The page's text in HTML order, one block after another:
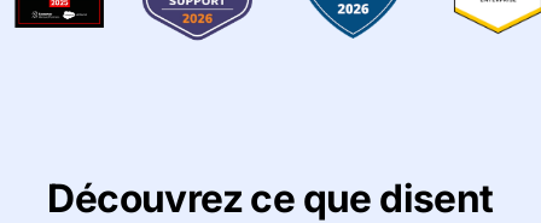
Découvrez ce que disent